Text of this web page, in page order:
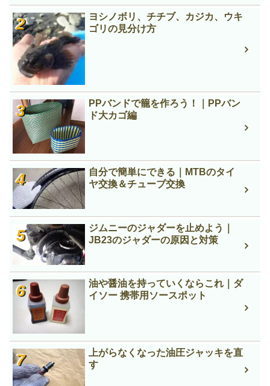
ヨシノボリ、チチブ、カジカ、ウキ
ゴリの見分け方
PPバンドで籠を作ろう！｜PPバン
ド大カゴ編
自分で簡単にできる｜MTBのタイ
ヤ交換＆チューブ交換
ジムニーのジャダーを止めよう｜
JB23のジャダーの原因と対策
油や醤油を持っていくならこれ｜ダ
イソー 携帯用ソースポット
上がらなくなった油圧ジャッキを直
す